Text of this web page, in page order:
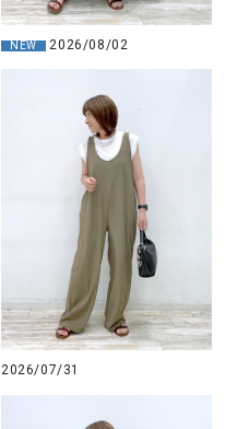
NEW 2026/08/02
2026/07/31